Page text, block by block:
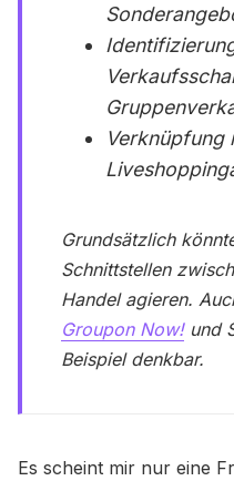
Verknüpfung
Grundsätzlich
Schnittstellen
Handel agieren.
Groupon Now!und
Beispiel denkbar.
Es scheint mir nur eine